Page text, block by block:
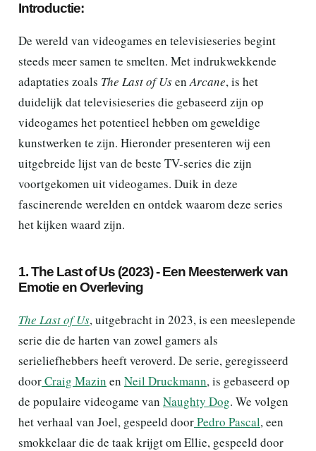
Introductie:
De wereld van videogames en televisieseries begint
steeds meer samen te smelten. Met indrukwekkende
adaptaties zoals The Last of UsenArcane, is het
duidelijk dat televisieseries die gebaseerd zijn op
videogames het potentieel hebben om geweldige
kunstwerken te zijn. Hieronder presenteren wij een
uitgebreide lijst van de beste TV-series die zijn
voortgekomen uit videogames. Duik in deze
fascinerende werelden en ontdek waarom deze series
het kijken waard zijn.
1. The Last of Us (2023) - Een Meesterwerk van
Emotie en Overleving
The Last of Us, uitgebracht in 2023, is een meeslepende
serie die de harten van zowel gamers als
serieliefhebbers heeft veroverd. De serie, geregisseerd
doorCraig Mazin en Neil Druckmann, is gebaseerd op
de populaire videogame van Naughty Dog. We volgen
het verhaal van Joel, gespeeld doorPedro Pascal, een
smokkelaar die de taak krijgt om Ellie, gespeeld door